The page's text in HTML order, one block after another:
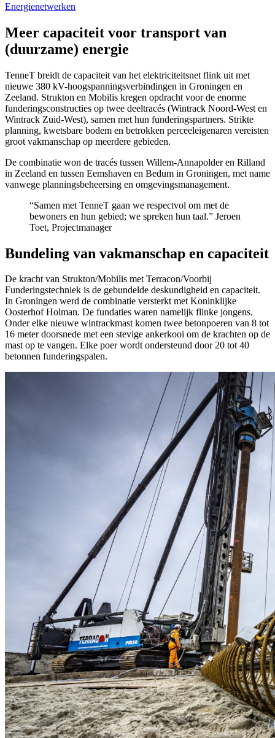
Energienetwerken
Meer capaciteit voor transport van
(duurzame) energie
TenneT breidt de capaciteit van het elektriciteitsnet flink uit met
nieuwe 380 kV-hoogspanningsverbindingen in Groningen en
Zeeland. Strukton en Mobilis kregen opdracht voor de enorme
funderingsconstructies op twee deeltracés (Wintrack Noord-West en
Wintrack Zuid-West), samen met hun funderingspartners. Strikte
planning, kwetsbare bodem en betrokken perceeleigenaren vereisten
groot vakmanschap op meerdere gebieden.
De combinatie won de tracés tussen Willem-Annapolder en Rilland
in Zeeland en tussen Eemshaven en Bedum in Groningen, met name
vanwege planningsbeheersing en omgevingsmanagement.
“Samen met TenneT gaan we respectvol om met de
bewoners en hun gebied; we spreken hun taal.” Jeroen
Toet, Projectmanager
Bundeling van vakmanschap en capaciteit
De kracht van Strukton/Mobilis met Terracon/Voorbij
Funderingstechniek is de gebundelde deskundigheid en capaciteit.
In Groningen werd de combinatie versterkt met Koninklijke
Oosterhof Holman. De fundaties waren namelijk flinke jongens.
Onder elke nieuwe wintrackmast komen twee betonpoeren van 8 tot
16 meter doorsnede met een stevige ankerkooi om de krachten op de
mast op te vangen. Elke poer wordt ondersteund door 20 tot 40
betonnen funderingspalen.